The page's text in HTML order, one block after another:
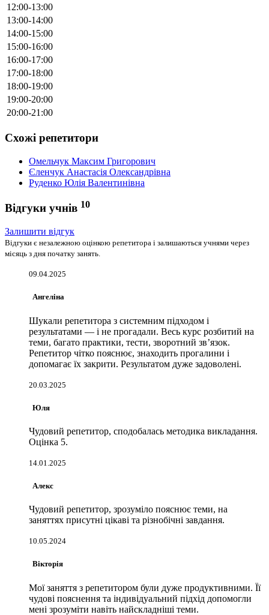
12:00-13:00
13:00-14:00
14:00-15:00
15:00-16:00
16:00-17:00
17:00-18:00
18:00-19:00
19:00-20:00
20:00-21:00
Схожі репетитори
Омельчук Максим Григорович
Єленчук Анастасія Олександрівна
Руденко Юлія Валентинівна
Відгуки учнів 10
Залишити відгук
Відгуки є незалежною оцінкою репетитора і залишаються учнями через
місяць з дня початку занять.
09.04.2025
Ангеліна
Шукали репетитора з системним підходом і
результатами — і не прогадали. Весь курс розбитий на
теми, багато практики, тести, зворотний зв’язок.
Репетитор чітко пояснює, знаходить прогалини і
допомагає їх закрити. Результатом дуже задоволені.
20.03.2025
Юля
Чудовий репетитор, сподобалась методика викладання.
Оцінка 5.
14.01.2025
Алекс
Чудовий репетитор, зрозуміло пояснює теми, на
заняттях присутні цікаві та різнобічні завдання.
10.05.2024
Вікторія
Мої заняття з репетитором були дуже продуктивними. Її
чудові пояснення та індивідуальний підхід допомогли
мені зрозуміти навіть найскладніші теми.